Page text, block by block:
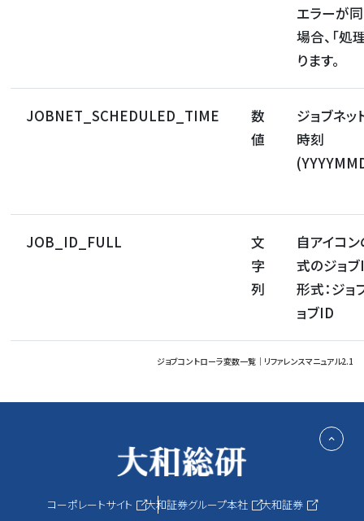
エラーが
場合、「処
ります。
JOBNET_SCHEDULED_TIME
数
値
ジョブネ
時刻
JOB_ID_FULL
文
字
列
自アイコ
式のジョ
形式：ジョ
ョブID
ジョブコントローラ変数一覧｜リファレンスマニュアル2.1
コーポレートサイト 大和証券グループ本社 大和証券